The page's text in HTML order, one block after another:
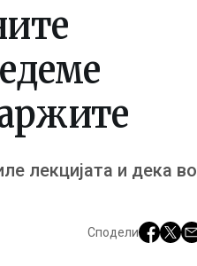
лекцијата и дека во
Сподели